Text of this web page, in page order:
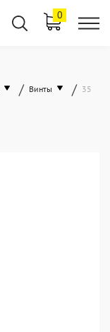
0
/ Винты / 35